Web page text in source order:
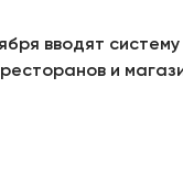
вводят
и